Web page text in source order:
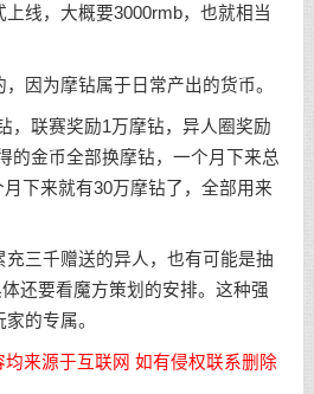
线，大概要3000rmb，也就相当
因为摩钻属于日常产出的货币。
，联赛奖励1万摩钻，异人圈奖励
的金币全部换摩钻，一个月下来总
下来就有30万摩钻了，全部用来
三千赠送的异人，也有可能是抽
还要看魔方策划的安排。这种强
的专属。
均来源于互联网 如有侵权联系删除